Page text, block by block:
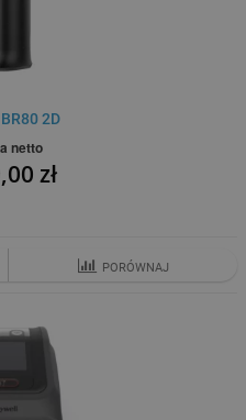
2D
netto
zł
PORÓWNAJ